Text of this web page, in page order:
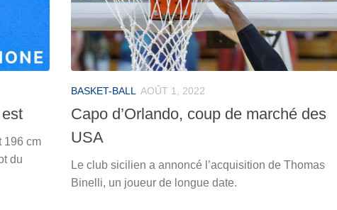
196 cm
du
BASKET-BALL AOÛT 1, 2022
Capo d’Orlando, coup de marché des
USA
Le club sicilien a annoncé l’acquisition de Thomas
Binelli, un joueur de longue date.